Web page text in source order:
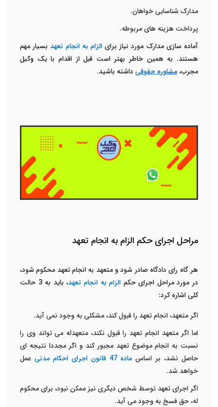
مدارک شناسایی خواهان.
پرداخت هزینه های مربوطه.
آماده سازی مدارک مورد نیاز برایالزام به انجام تعهدبسیار مهم
هستند. به همین خاطر بهتر است قبل از اقدام با یک وکیل
مجرب، مشاوره حقوقی داشته باشید.
مراحل اجرای حکم الزام به انجام تعهد
هر گاه رای دادگاه صادر شود و متعهد به انجام تعهد محکوم شود،
در مورد مراحل اجرای حکم الزام به انجام تعهد
، باید به 3 حالت
کلی اشاره کرد:
اگر متعهد، انجام تعهد را قبول کند، مشکلی به وجود نمی آید.
اما اگر متعهد انجام تعهد را قبول نکند، متعهدله می تواند وی را
نسبت به انجام موضوع تعهد مجبور کند و اگر مجددا نتیجه ای
حاصل نشد، بر اساس ماده 47 قانون اجرای احکام مدنی
عمل
خواهد شد.
اگر اجرای تعهد توسط شخص دیگری نیز ممکن نبود، برای محکوم
له، حق فسخ به وجود می آید.